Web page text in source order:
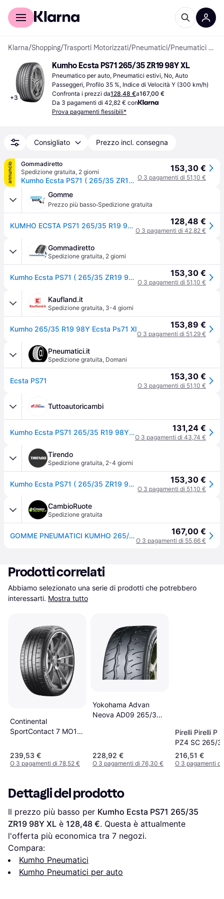
Per il tuo shopping
Klarna/Shopping/Trasporti Motorizzati/Pneumatici/ Pneumatici per auto
+3
Kumho Ecsta PS71 265/35 ZR19 98Y XL
Pneumatico per auto, Pneumatici estivi, No, Auto
Passeggeri, Profilo 35 %, Indice di Velocità Y (300 km/h)
Confronta i prezzi da128,48 €a167,00 €
Da 3 pagamenti di 42,82 € con
Prova pagamenti flessibili*
Consigliato Prezzo incl. consegna
annuncio
Gommadiretto
Spedizione gratuita, 2 giorni
Kumho Ecsta PS71 ( 265/35 ZR19 98Y XL con bordino di protezione del cerchio (FSL) )
153,30 €
O 3 pagamenti di 51,10 €
Gomme
Prezzo più basso·Spedizione gratuita
KUMHO ECSTA PS71 265/35 R19 98Y Estate 128,48 €
O 3 pagamenti di 42,82 €
Gommadiretto
Spedizione gratuita, 2 giorni
Kumho Ecsta PS71 ( 265/35 ZR19 98Y XL con bordino di protezione del cerchio (FSL) ) 153,30 €
O 3 pagamenti di 51,10 €
Kaufland.it
Spedizione gratuita, 3-4 giorni
Kumho 265/35 R19 98Y Ecsta Ps71 Xl 153,89 €
O 3 pagamenti di 51,29 €
Pneumatici.it
Spedizione gratuita, Domani
Ecsta PS71 153,30 €
O 3 pagamenti di 51,10 €
Tuttoautoricambi
Kumho Ecsta PS71 265/35 R19 98Y auto Pneumatici estivi Pneumatici 2247663 131,24 €
O 3 pagamenti di 43,74 €
Tirendo
Spedizione gratuita, 2-4 giorni
Kumho Ecsta PS71 ( 265/35 ZR19 98Y XL con bordino di protezione del cerchio (FSL) ) 153,30 €
O 3 pagamenti di 51,10 €
CambioRuote
Spedizione gratuita
GOMME PNEUMATICI KUMHO 265/35 R19 98Y ECSTA PS71 XL 167,00 €
O 3 pagamenti di 55,66 €
Prodotti correlati
Abbiamo selezionato una serie di prodotti che potrebbero
interessarti. Mostra tutto
Continental
SportContact 7 MO1
Estive
239,53 €
O 3 pagamenti di 78,52 €
Yokohama Advan
Neova AD09 265/35
228,92 €
O 3 pagamenti di 76,30 €
Pirelli Pirelli P
PZ4 SC 265/
(98Y) XL ALP
216,51 €
O 3 pagamenti di
Dettagli del prodotto
Il prezzo più basso per Kumho Ecsta PS71 265/35
ZR19 98Y XL è 128,48 €. Questa è attualmente
l'offerta più economica tra 7 negozi.
Compara:
Kumho Pneumatici
Kumho Pneumatici per auto